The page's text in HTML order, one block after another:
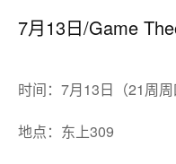
7月13日/Game
时间：7月13日（21周
地点：东上309